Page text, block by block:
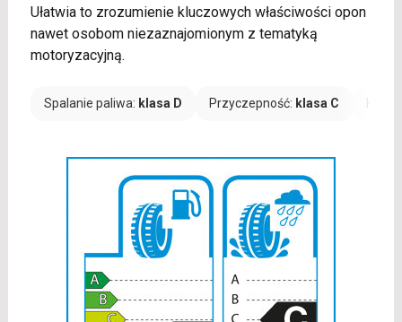
Ułatwia to zrozumienie kluczowych właściwości opon
nawet osobom niezaznajomionym z tematyką
motoryzacyjną.
Spalanie paliwa: klasa D Przyczepność: klasa C